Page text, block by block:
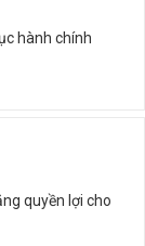
hành chính
quyền lợi cho